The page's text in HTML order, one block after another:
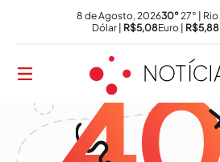
8 de Agosto, 202630°27° |
Dólar | R$5,08Euro | R$5,88